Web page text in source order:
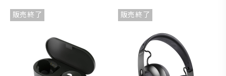
販売終了 販売終了